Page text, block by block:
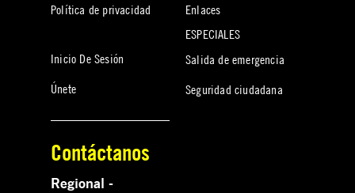
Política de privacidad
Inicio De Sesión
Únete
Enlaces
ESPECIALES
Salida de emergencia
Seguridad ciudadana
Contáctanos
Regional -